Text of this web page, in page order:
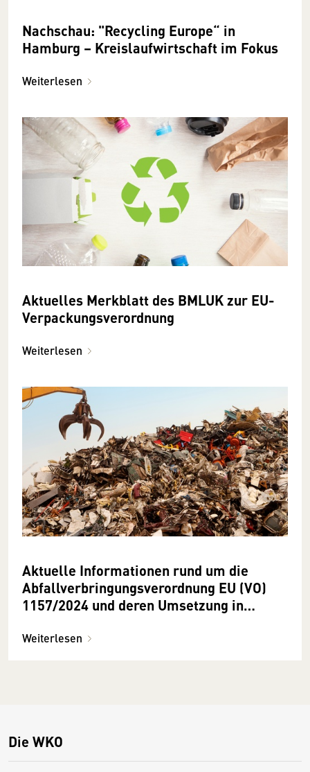
Nachschau: "Recycling Europe“ in
Hamburg – Kreislaufwirtschaft im Fokus
Weiterlesen
Aktuelles Merkblatt des BMLUK zur EU-
Verpackungsverordnung
Weiterlesen
Aktuelle Informationen rund um die
Abfallverbringungsverordnung EU (VO)
1157/2024 und deren Umsetzung in
Weiterlesen
Die WKO